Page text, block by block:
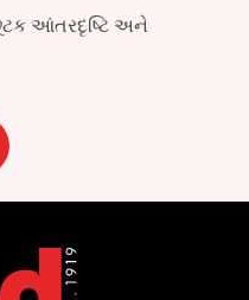
આંતરદૃષ્ટિ અને